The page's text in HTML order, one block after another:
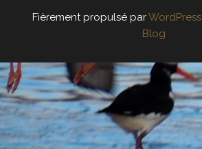
Fièrement propulsé parWordPress
Blog